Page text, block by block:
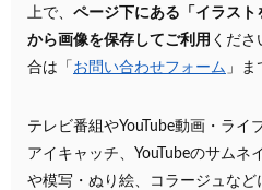
上で、 ページ下にある「イラス
から画像を保存してご利用 くだ
合は「 お問い合わせフォーム 」
テレビ番組やYouTube動画・ライ
アイキャッチ、YouTubeのサムネ
や模写・ぬり絵、コラージュなど